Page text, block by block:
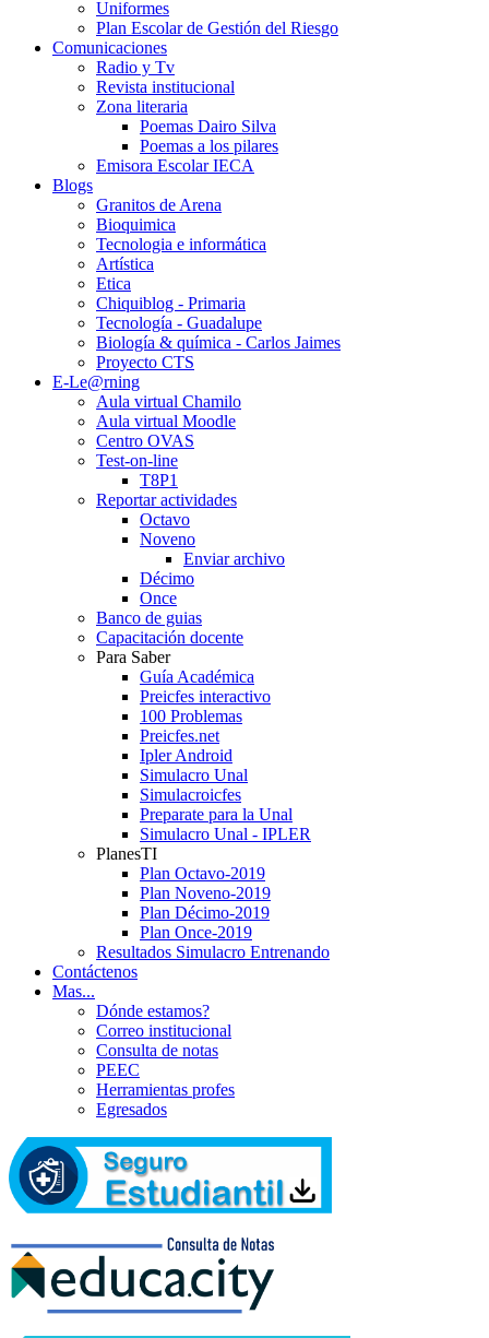
Uniformes
Plan Escolar de Gestión del Riesgo
Comunicaciones
Radio y Tv
Revista institucional
Zona literaria
Poemas Dairo Silva
Poemas a los pilares
Emisora Escolar IECA
Blogs
Granitos de Arena
Bioquimica
Tecnologia e informática
Artística
Etica
Chiquiblog - Primaria
Tecnología - Guadalupe
Biología & química - Carlos Jaimes
Proyecto CTS
E-Le@rning
Aula virtual Chamilo
Aula virtual Moodle
Centro OVAS
Test-on-line
T8P1
Reportar actividades
Octavo
Noveno
Enviar archivo
Décimo
Once
Banco de guias
Capacitación docente
Para Saber
Guía Académica
Preicfes interactivo
100 Problemas
Preicfes.net
Ipler Android
Simulacro Unal
Simulacroicfes
Preparate para la Unal
Simulacro Unal - IPLER
PlanesTI
Plan Octavo-2019
Plan Noveno-2019
Plan Décimo-2019
Plan Once-2019
Resultados Simulacro Entrenando
Contáctenos
Mas...
Dónde estamos?
Correo institucional
Consulta de notas
PEEC
Herramientas profes
Egresados